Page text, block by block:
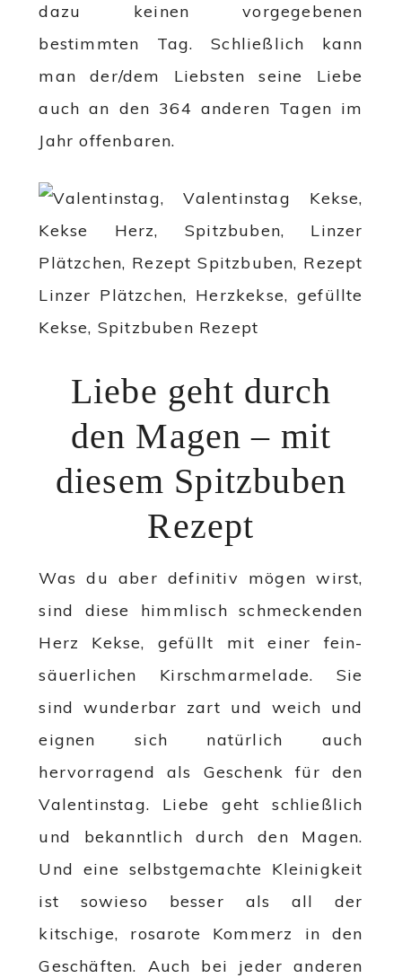
dazu keinen vorgegebenen
bestimmten Tag. Schließlich kann
man der/dem Liebsten seine Liebe
auch an den 364 anderen Tagen im
Jahr offenbaren.
Liebe geht durch
den Magen – mit
diesem Spitzbuben
Rezept
Was du aber definitiv mögen wirst,
sind diese himmlisch schmeckenden
Herz Kekse, gefüllt mit einer fein-
säuerlichen Kirschmarmelade. Sie
sind wunderbar zart und weich und
eignen sich natürlich auch
hervorragend als Geschenk für den
Valentinstag. Liebe geht schließlich
und bekanntlich durch den Magen.
Und eine selbstgemachte Kleinigkeit
ist sowieso besser als all der
kitschige, rosarote Kommerz in den
Geschäften. Auch bei jeder anderen